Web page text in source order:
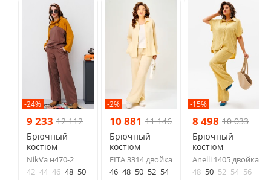
-24%
9 233 12 112
Брючный
костюм
NikVa н470-2
42 44 46 48 50
-2%
10 881 11 146
Брючный
костюм
FITA 3314 двойка
46 48 50 52 54
-15%
8 498 10 033
Брючный
костюм
Anelli 1405 двойка
48 50 52 54 56